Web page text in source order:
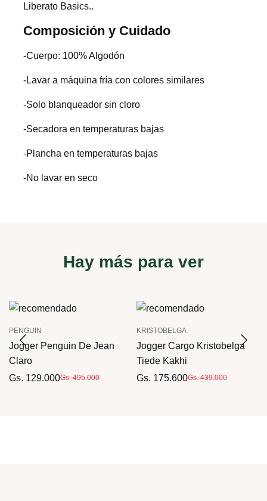
Liberato Basics..
Composición y Cuidado
-Cuerpo: 100% Algodón
-Lavar a máquina fría con colores similares
-Solo blanqueador sin cloro
-Secadora en temperaturas bajas
-Plancha en temperaturas bajas
-No lavar en seco
Hay más para ver
PENGUIN
Jogger Penguin De Jean
Claro
Gs. 129.000Gs. 495.000
KRISTOBELGA
Jogger Cargo Kristobelga
Tiede Kakhi
Gs. 175.600Gs. 439.000